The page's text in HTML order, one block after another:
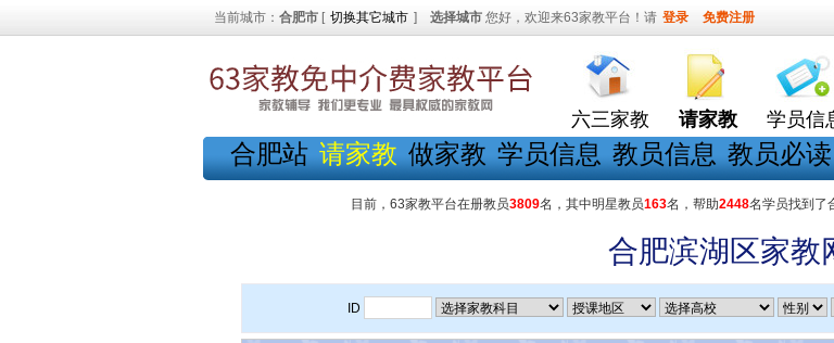
当前城市： 合肥市 [ 切换其它城市 ] 选择城市 您好，欢迎来63家教平台！请 登录 免费注册
六三家教 请家教 学员信
合肥站 请家教 做家教 学员信息 教员信息 教员必读
目前，63家教平台在册教员3809名，其中明星教员163名，帮助2448名学员找到了
合肥滨湖区家教
ID